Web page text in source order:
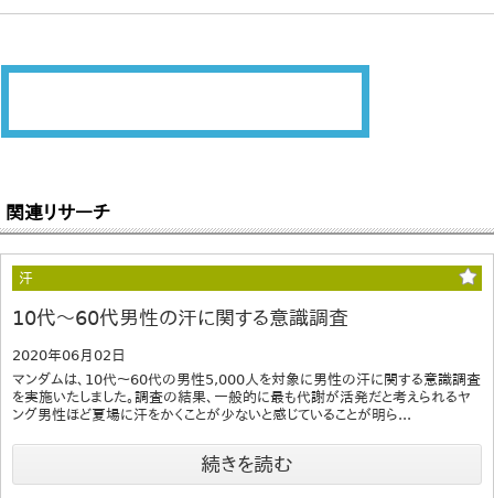
関連リサーチ
汗
10代～60代男性の汗に関する意識調査
2020年06月02日
マンダムは、10代～60代の男性5,000人を対象に男性の汗に関する意識調査
を実施いたしました。調査の結果、一般的に最も代謝が活発だと考えられるヤ
ング男性ほど夏場に汗をかくことが少ないと感じていることが明ら...
続きを読む